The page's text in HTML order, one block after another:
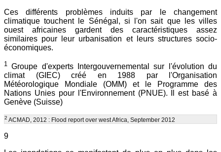
Ces différents problèmes induits par le changement
climatique touchent le Sénégal, si l'on sait que les villes
ouest africaines gardent des caractéristiques assez
similaires pour leur urbanisation et leurs structures socio-
économiques.
1
Groupe d'experts Intergouvernemental sur l'évolution du
climat (GIEC) créé en 1988 par l'Organisation
Météorologique Mondiale (OMM) et le Programme des
Nations Unies pour l'Environnement (PNUE). Il est basé à
Genève (Suisse)
2 ACMAD, 2012 : Flood report over west Africa, September 2012
9